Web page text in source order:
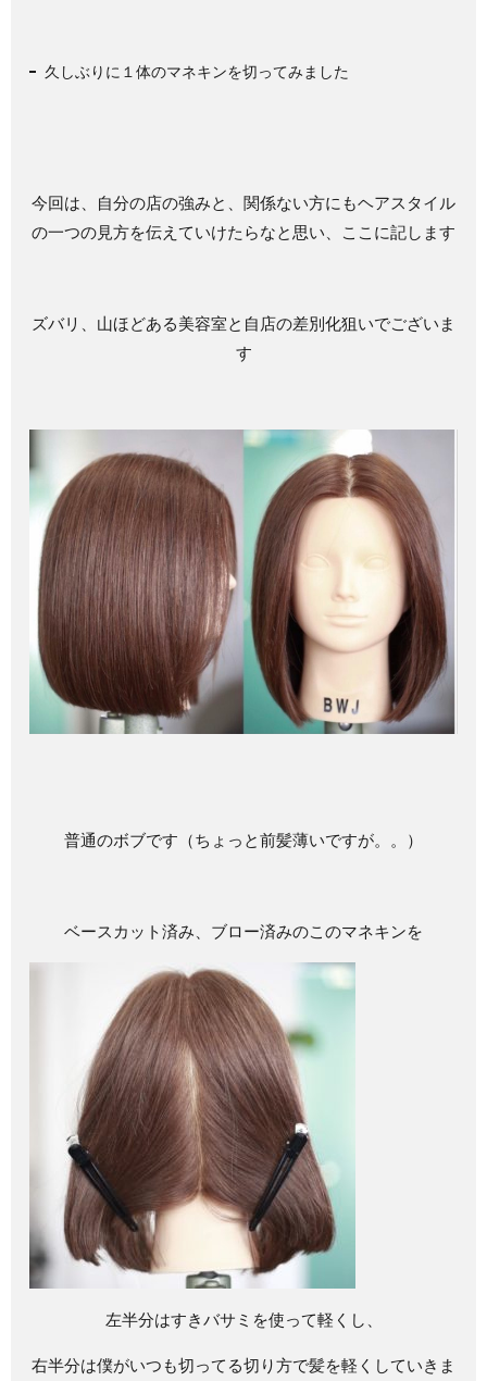
久しぶりに１体のマネキンを切ってみました
今回は、自分の店の強みと、関係ない方にもヘアスタイル
の一つの見方を伝えていけたらなと思い、ここに記します
ズバリ、山ほどある美容室と自店の差別化狙いでございま
す
普通のボブです（ちょっと前髪薄いですが。。）
ベースカット済み、ブロー済みのこのマネキンを
左半分はすきバサミを使って軽くし、
右半分は僕がいつも切ってる切り方で髪を軽くしていきま